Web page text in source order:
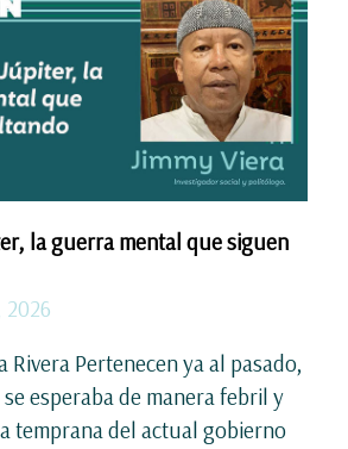
la guerra mental que siguen
2026
Rivera Pertenecen ya al pasado,
esperaba de manera febril y
temprana del actual gobierno